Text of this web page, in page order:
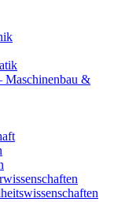
Maschinenbau &